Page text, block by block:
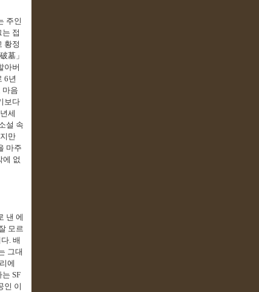
주인
는 접
황정
破墓 」
아버
6년
마음
보다
세
설 속
만
마주
에 없
낸 에
모르
. 배
그대
에
는 SF
인 이